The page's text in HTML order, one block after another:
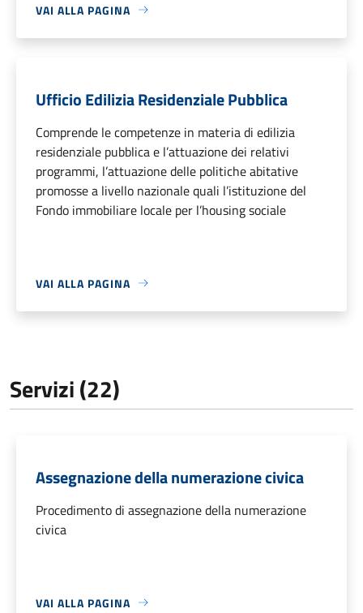
VAI ALLA PAGINA
Ufficio Edilizia Residenziale Pubblica
Comprende le competenze in materia di edilizia
residenziale pubblica e l’attuazione dei relativi
programmi, l’attuazione delle politiche abitative
promosse a livello nazionale quali l’istituzione del
Fondo immobiliare locale per l’housing sociale
VAI ALLA PAGINA
Servizi (22)
Assegnazione della numerazione civica
Procedimento di assegnazione della numerazione
civica
VAI ALLA PAGINA